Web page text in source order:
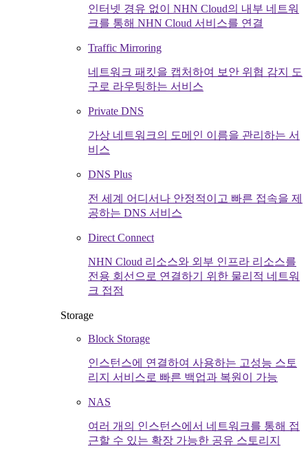
인터넷 경유 없이 NHN Cloud의 내부 네트워
크를 통해 NHN Cloud 서비스를 연결
Traffic Mirroring
네트워크 패킷을 캡처하여 보안 위협 감지 도
구로 라우팅하는 서비스
Private DNS
가상 네트워크의 도메인 이름을 관리하는 서
비스
DNS Plus
전 세계 어디서나 안정적이고 빠른 접속을 제
공하는 DNS 서비스
Direct Connect
NHN Cloud 리소스와 외부 인프라 리소스를
전용 회선으로 연결하기 위한 물리적 네트워
크 접점
Storage
Block Storage
인스턴스에 연결하여 사용하는 고성능 스토
리지 서비스로 빠른 백업과 복원이 가능
NAS
여러 개의 인스턴스에서 네트워크를 통해 접
근할 수 있는 확장 가능한 공유 스토리지